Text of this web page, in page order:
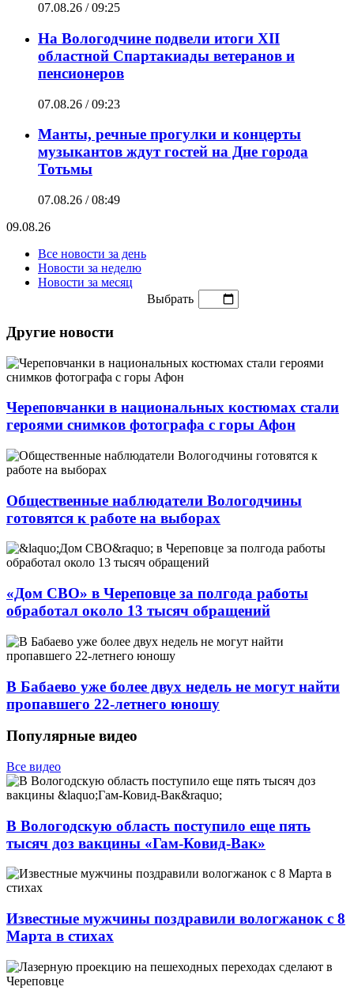
07.08.26 / 09:25
На Вологодчине подвели итоги XII
областной Спартакиады ветеранов и
пенсионеров
07.08.26 / 09:23
Манты, речные прогулки и концерты
музыкантов ждут гостей на Дне города
Тотьмы
07.08.26 / 08:49
09.08.26
Все новости за день
Новости за неделю
Новости за месяц
Выбрать
Другие новости
Череповчанки в национальных костюмах стали
героями снимков фотографа с горы Афон
Общественные наблюдатели Вологодчины
готовятся к работе на выборах
«Дом СВО» в Череповце за полгода работы
обработал около 13 тысяч обращений
В Бабаево уже более двух недель не могут найти
пропавшего 22-летнего юношу
Популярные видео
Все видео
В Вологодскую область поступило еще пять
тысяч доз вакцины «Гам-Ковид-Вак»
Известные мужчины поздравили вологжанок с 8
Марта в стихах